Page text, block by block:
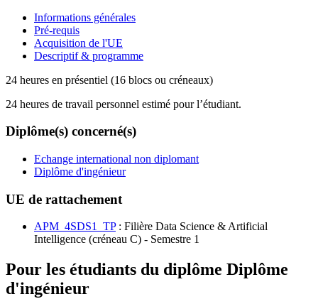
Informations générales
Pré-requis
Acquisition de l'UE
Descriptif & programme
24 heures en présentiel (16 blocs ou créneaux)
24 heures de travail personnel estimé pour l’étudiant.
Diplôme(s) concerné(s)
Echange international non diplomant
Diplôme d'ingénieur
UE de rattachement
APM_4SDS1_TP: Filière Data Science & Artificial
Intelligence (créneau C) - Semestre 1
Pour les étudiants du diplôme Diplôme
d'ingénieur